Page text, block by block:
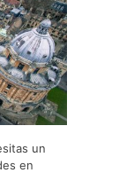
un
en